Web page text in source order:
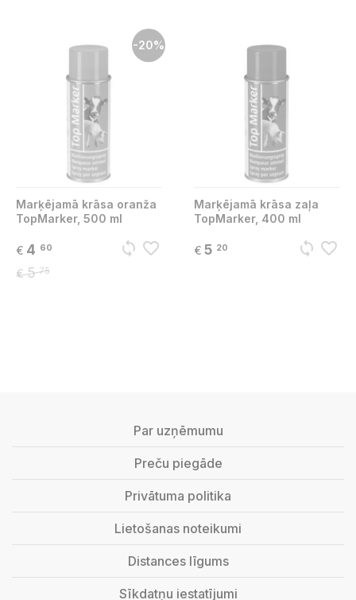
-20%
Marķējamā krāsa oranža
TopMarker, 500 ml
€ 4 60
€ 5 75
sync favorite_border
Marķējamā krāsa zaļa
TopMarker, 400 ml
€ 5 20 sync favorite_border
Par uzņēmumu
Preču piegāde
Privātuma politika
Lietošanas noteikumi
Distances līgums
Sīkdatņu iestatījumi